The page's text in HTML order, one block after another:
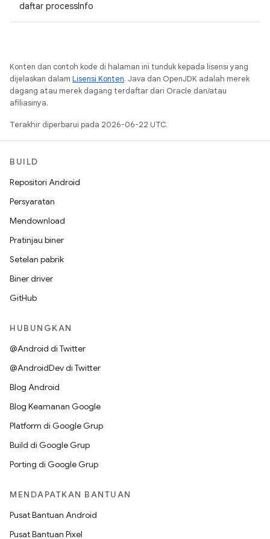
daftar processInfo
Konten dan contoh kode di halaman ini tunduk kepada lisensi yang
dijelaskan dalam Lisensi Konten. Java dan OpenJDK adalah merek
dagang atau merek dagang terdaftar dari Oracle dan/atau
afiliasinya.
Terakhir diperbarui pada 2026-06-22 UTC.
BUILD
Repositori Android
Persyaratan
Mendownload
Pratinjau biner
Setelan pabrik
Biner driver
GitHub
HUBUNGKAN
@Android di Twitter
@AndroidDev di Twitter
Blog Android
Blog Keamanan Google
Platform di Google Grup
Build di Google Grup
Porting di Google Grup
MENDAPATKAN BANTUAN
Pusat Bantuan Android
Pusat Bantuan Pixel